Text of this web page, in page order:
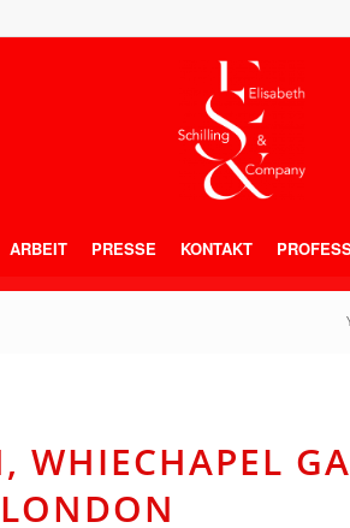
ARBEIT PRESSE KONTAKT
WHIECHAPEL
LONDON